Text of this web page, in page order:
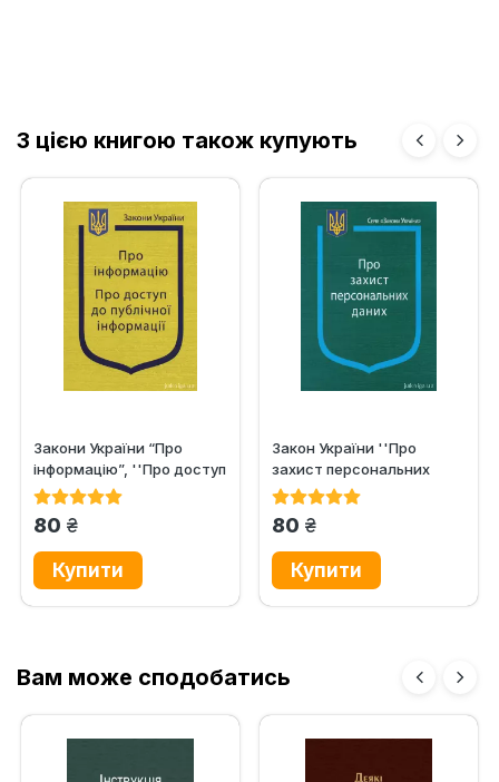
З цією книгою також купують
Закони України “Про
інформацію”, ''Про доступ
до публічної інформації''
80 грн.
Закон України ''Про
захист персональних
даних''
80 грн.
Вам може сподобатись